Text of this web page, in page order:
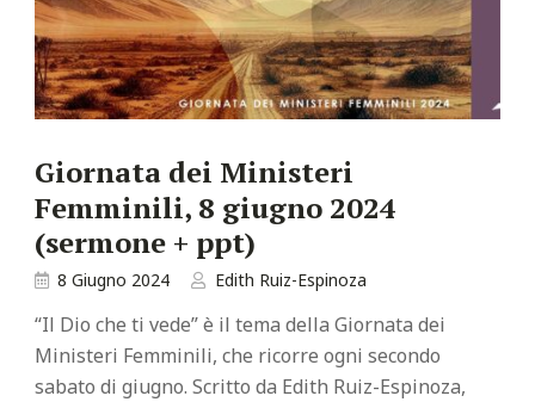
Giornata dei Ministeri
Femminili, 8 giugno 2024
(sermone + ppt)
8 Giugno 2024 Edith Ruiz-Espinoza
“Il Dio che ti vede” è il tema della Giornata dei
Ministeri Femminili, che ricorre ogni secondo
sabato di giugno. Scritto da Edith Ruiz-Espinoza,